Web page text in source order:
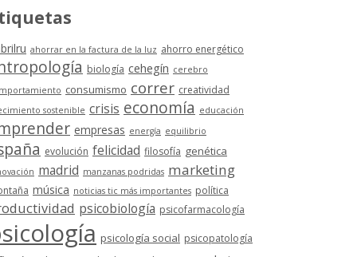
ahorrar en la factura de la luz ahorro energético
biología cehegín cerebro
consumismo correr creatividad
sostenible crisis economía educación
empresas energía equilibrio
evolución felicidad filosofía genética
madrid manzanas podridas marketing
música noticias tic más importantes política
psicobiología psicofarmacología
psicología social psicopatología